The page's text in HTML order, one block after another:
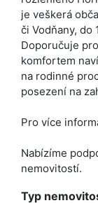
je veškerá
či Vodňany, do
Doporučuje
komfortem
na rodinné
posezení na
Pro více
Nabízíme
nemovitostí.
Typ